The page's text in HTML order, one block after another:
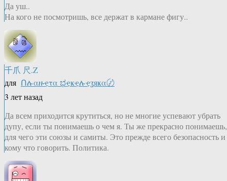
Да уш..
На кого не посмотришь, все держат в кармане фигу..
千爪 尺.Z
для Ոሉαዙҿτα ಭҿҝҿሉҿʓяҝα〄
3 лет назад
Да всем приходится крутиться, но не многие успевают убрать
дупу, если ты понимаешь о чем я. Ты же прекрасно понимаешь,
для чего эти союзы и самиты. Это прежде всего безопасность и
кому что говорить. Политика.